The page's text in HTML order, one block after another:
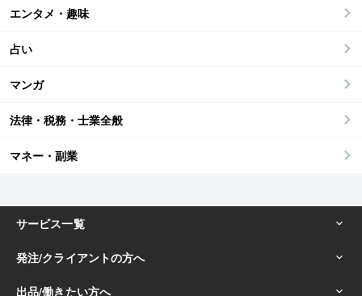
エンタメ・趣味
占い
マンガ
法律・税務・士業全般
マネー・副業